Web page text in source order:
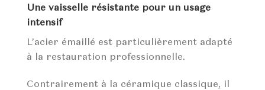
Une vaisselle résistante pour un usage
intensif
L’acier émaillé est particulièrement adapté
à la restauration professionnelle.
Contrairement à la céramique classique, il